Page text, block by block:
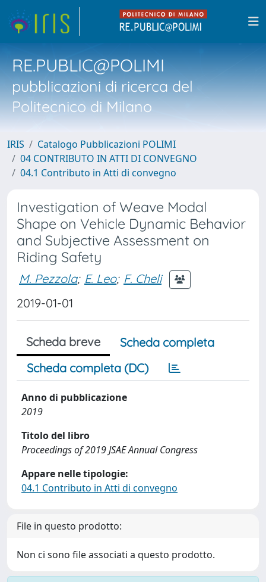
RE.PUBLIC@POLIMI
pubblicazioni di ricerca del
Politecnico di Milano
IRIS
Catalogo Pubblicazioni POLIMI
04 CONTRIBUTO IN ATTI DI CONVEGNO
04.1 Contributo in Atti di convegno
Investigation of Weave Modal
Shape on Vehicle Dynamic Behavior
and Subjective Assessment on
Riding Safety
M. Pezzola; E. Leo; F. Cheli
2019-01-01
Scheda breve
Scheda completa
Scheda completa (DC)
Anno di pubblicazione
2019
Titolo del libro
Proceedings of 2019 JSAE Annual Congress
Appare nelle tipologie:
04.1 Contributo in Atti di convegno
File in questo prodotto:
Non ci sono file associati a questo prodotto.